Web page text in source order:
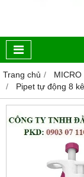
Trang chủ MICRO
Pipet tự động 8